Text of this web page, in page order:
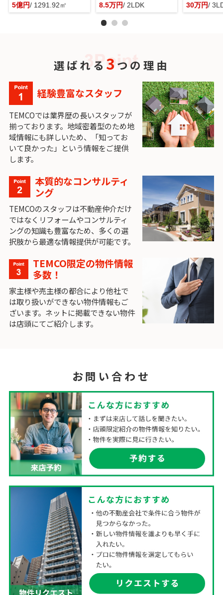
5億円/ 1291.92㎡
8.5万円/ 2LDK
30万円/
選ばれる 3 つの理由
経験豊富なスタッフ
TEMCOでは業界歴の長いスタッフが
揃っております。地域密着型のため地
域情報にも詳しいため、「知ってお
いて良かった」という情報をご提供
します。
本質的なコンサルティ
ング
TEMCOのスタッフは不動産仲介だけ
ではなくリフォームやコンサルティ
ングの知識も豊富なため、多くの選
択肢から最適な情報提供が可能です。
TEMCO限定の物件情報
多数！
家主様や売主様の都合により他社で
は取り扱いができない物件情報もご
ざいます。ネットに掲載できない物件
は店頭にてご紹介します。
お問い合わせ